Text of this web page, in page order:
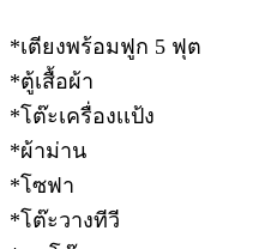
*เตียงพร้อมฟูก 5 ฟุต
*ตู้เสื้อผ้า
*โต๊ะเครื่องเเป้ง
*ผ้าม่าน
*โซฟา
*โต๊ะวางทีวี